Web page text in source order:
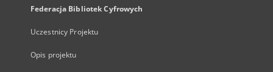
Federacja Bibliotek Cyfrowych
Uczestnicy Projektu
Opis projektu